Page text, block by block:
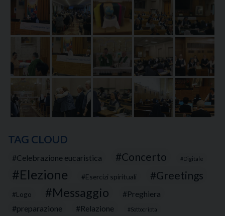
TAG CLOUD
Celebrazione eucaristica Concerto Digitale
Elezione Esercizi spirituali Greetings
Logo Messaggio
Preghiera
preparazione
Relazione Sottocripta